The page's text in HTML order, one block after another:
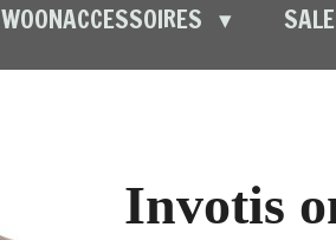
WOONACCESSOIRES SALE
Invotis